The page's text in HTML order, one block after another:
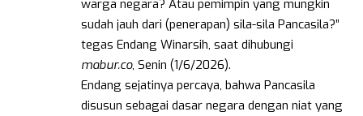
warga negara? Atau pemimpin yang mungkin
sudah jauh dari (penerapan) sila-sila Pancasila?”
tegas Endang Winarsih, saat dihubungi
mabur.co, Senin (1/6/2026).
Endang sejatinya percaya, bahwa Pancasila
disusun sebagai dasar negara dengan niat yang